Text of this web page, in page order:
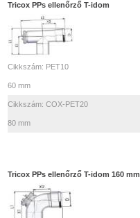
Tricox PPs ellenőrző T-idom
Cikkszám: PET10
60 mm
Cikkszám: COX-PET20
80 mm
Tricox PPs ellenőrző T-idom 160 mm